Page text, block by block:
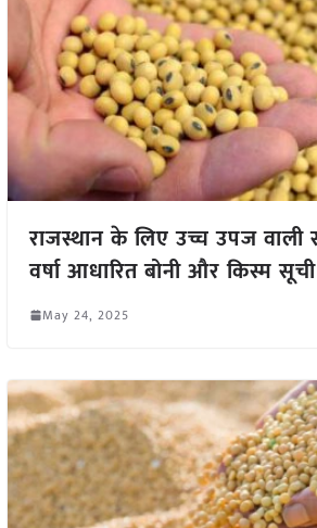
राजस्थान के लिए उच्च उपज वाली
वर्षा आधारित बोनी और किस्म सूची
May 24, 2025